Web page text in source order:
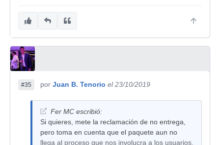
#35 por Juan B. Tenorio el 23/10/2019
Fer MC escribió:
Si quieres, mete la reclamación de no entrega,
pero toma en cuenta que el paquete aun no
llega al proceso que nos involucra a los usuarios.